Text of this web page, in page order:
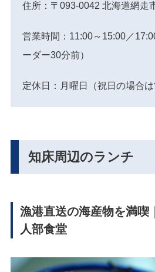
住所：〒093-0042 北海道網走
営業時間：11:00～15:00／
ーダー30分前）
定休日：月曜日（祝日の場合は
知床周辺のランチ
漁港直送の海産物を満喫
人部食堂